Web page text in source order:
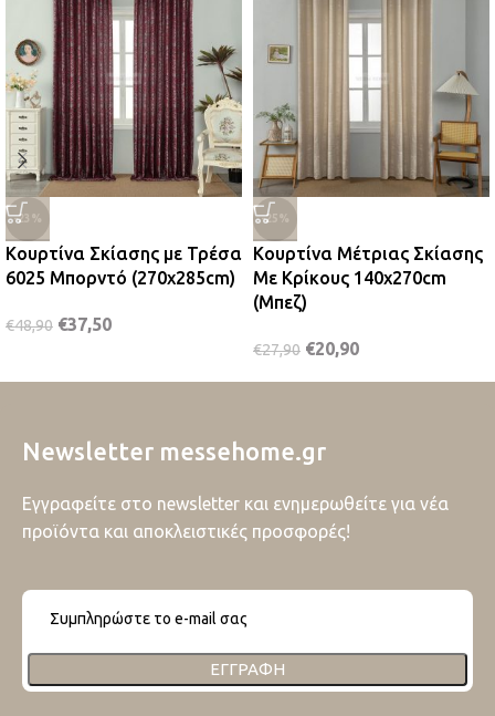
-23%
Κουρτίνα Σκίασης με Τρέσα
6025 Μπορντό (270x285cm)
€48,90 €37,50
-25%
Κουρτίνα Μέτριας Σκίασης
Με Κρίκους 140x270cm
(Μπεζ)
€27,90 €20,90
Newsletter messehome.gr
Εγγραφείτε στο newsletter και ενημερωθείτε για νέα
προϊόντα και αποκλειστικές προσφορές!
ΕΓΓΡΑΦΉ